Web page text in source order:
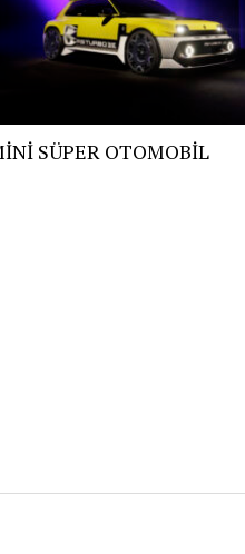
SÜPER OTOMOBİL